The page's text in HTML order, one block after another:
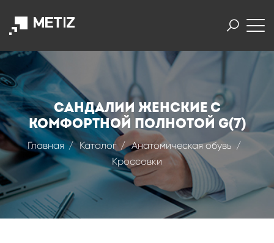
САНДАЛИИ ЖЕНСКИЕ С
КОМФОРТНОЙ ПОЛНОТОЙ G(7)
Главная Каталог
Анатомическая обувь
Кроссовки